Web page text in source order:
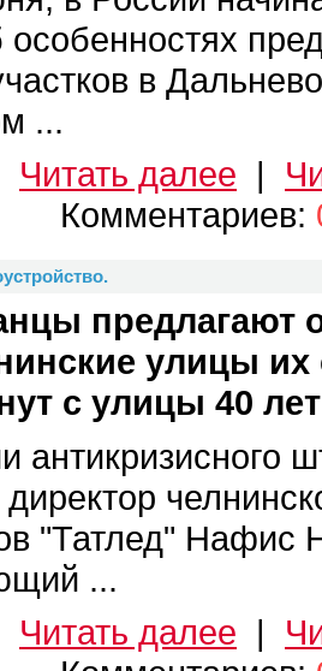
особенностях
в
...
Читать далее |
Комментариев:
предлагают
улицы их
с улицы 40
антикризисного
директор
"Татлед" Нафис
...
Читать далее |